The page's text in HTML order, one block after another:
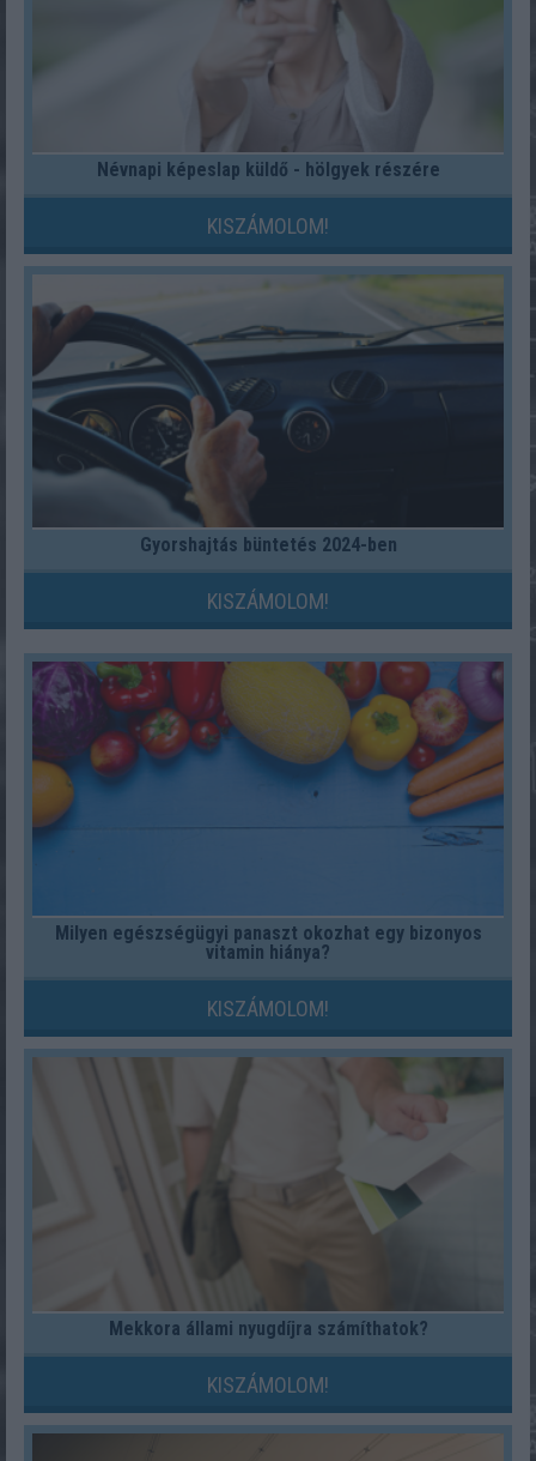
Névnapi képeslap küldő - hölgyek részére
KISZÁMOLOM!
Gyorshajtás büntetés 2024-ben
KISZÁMOLOM!
Milyen egészségügyi panaszt okozhat egy bizonyos
vitamin hiánya?
KISZÁMOLOM!
Mekkora állami nyugdíjra számíthatok?
KISZÁMOLOM!